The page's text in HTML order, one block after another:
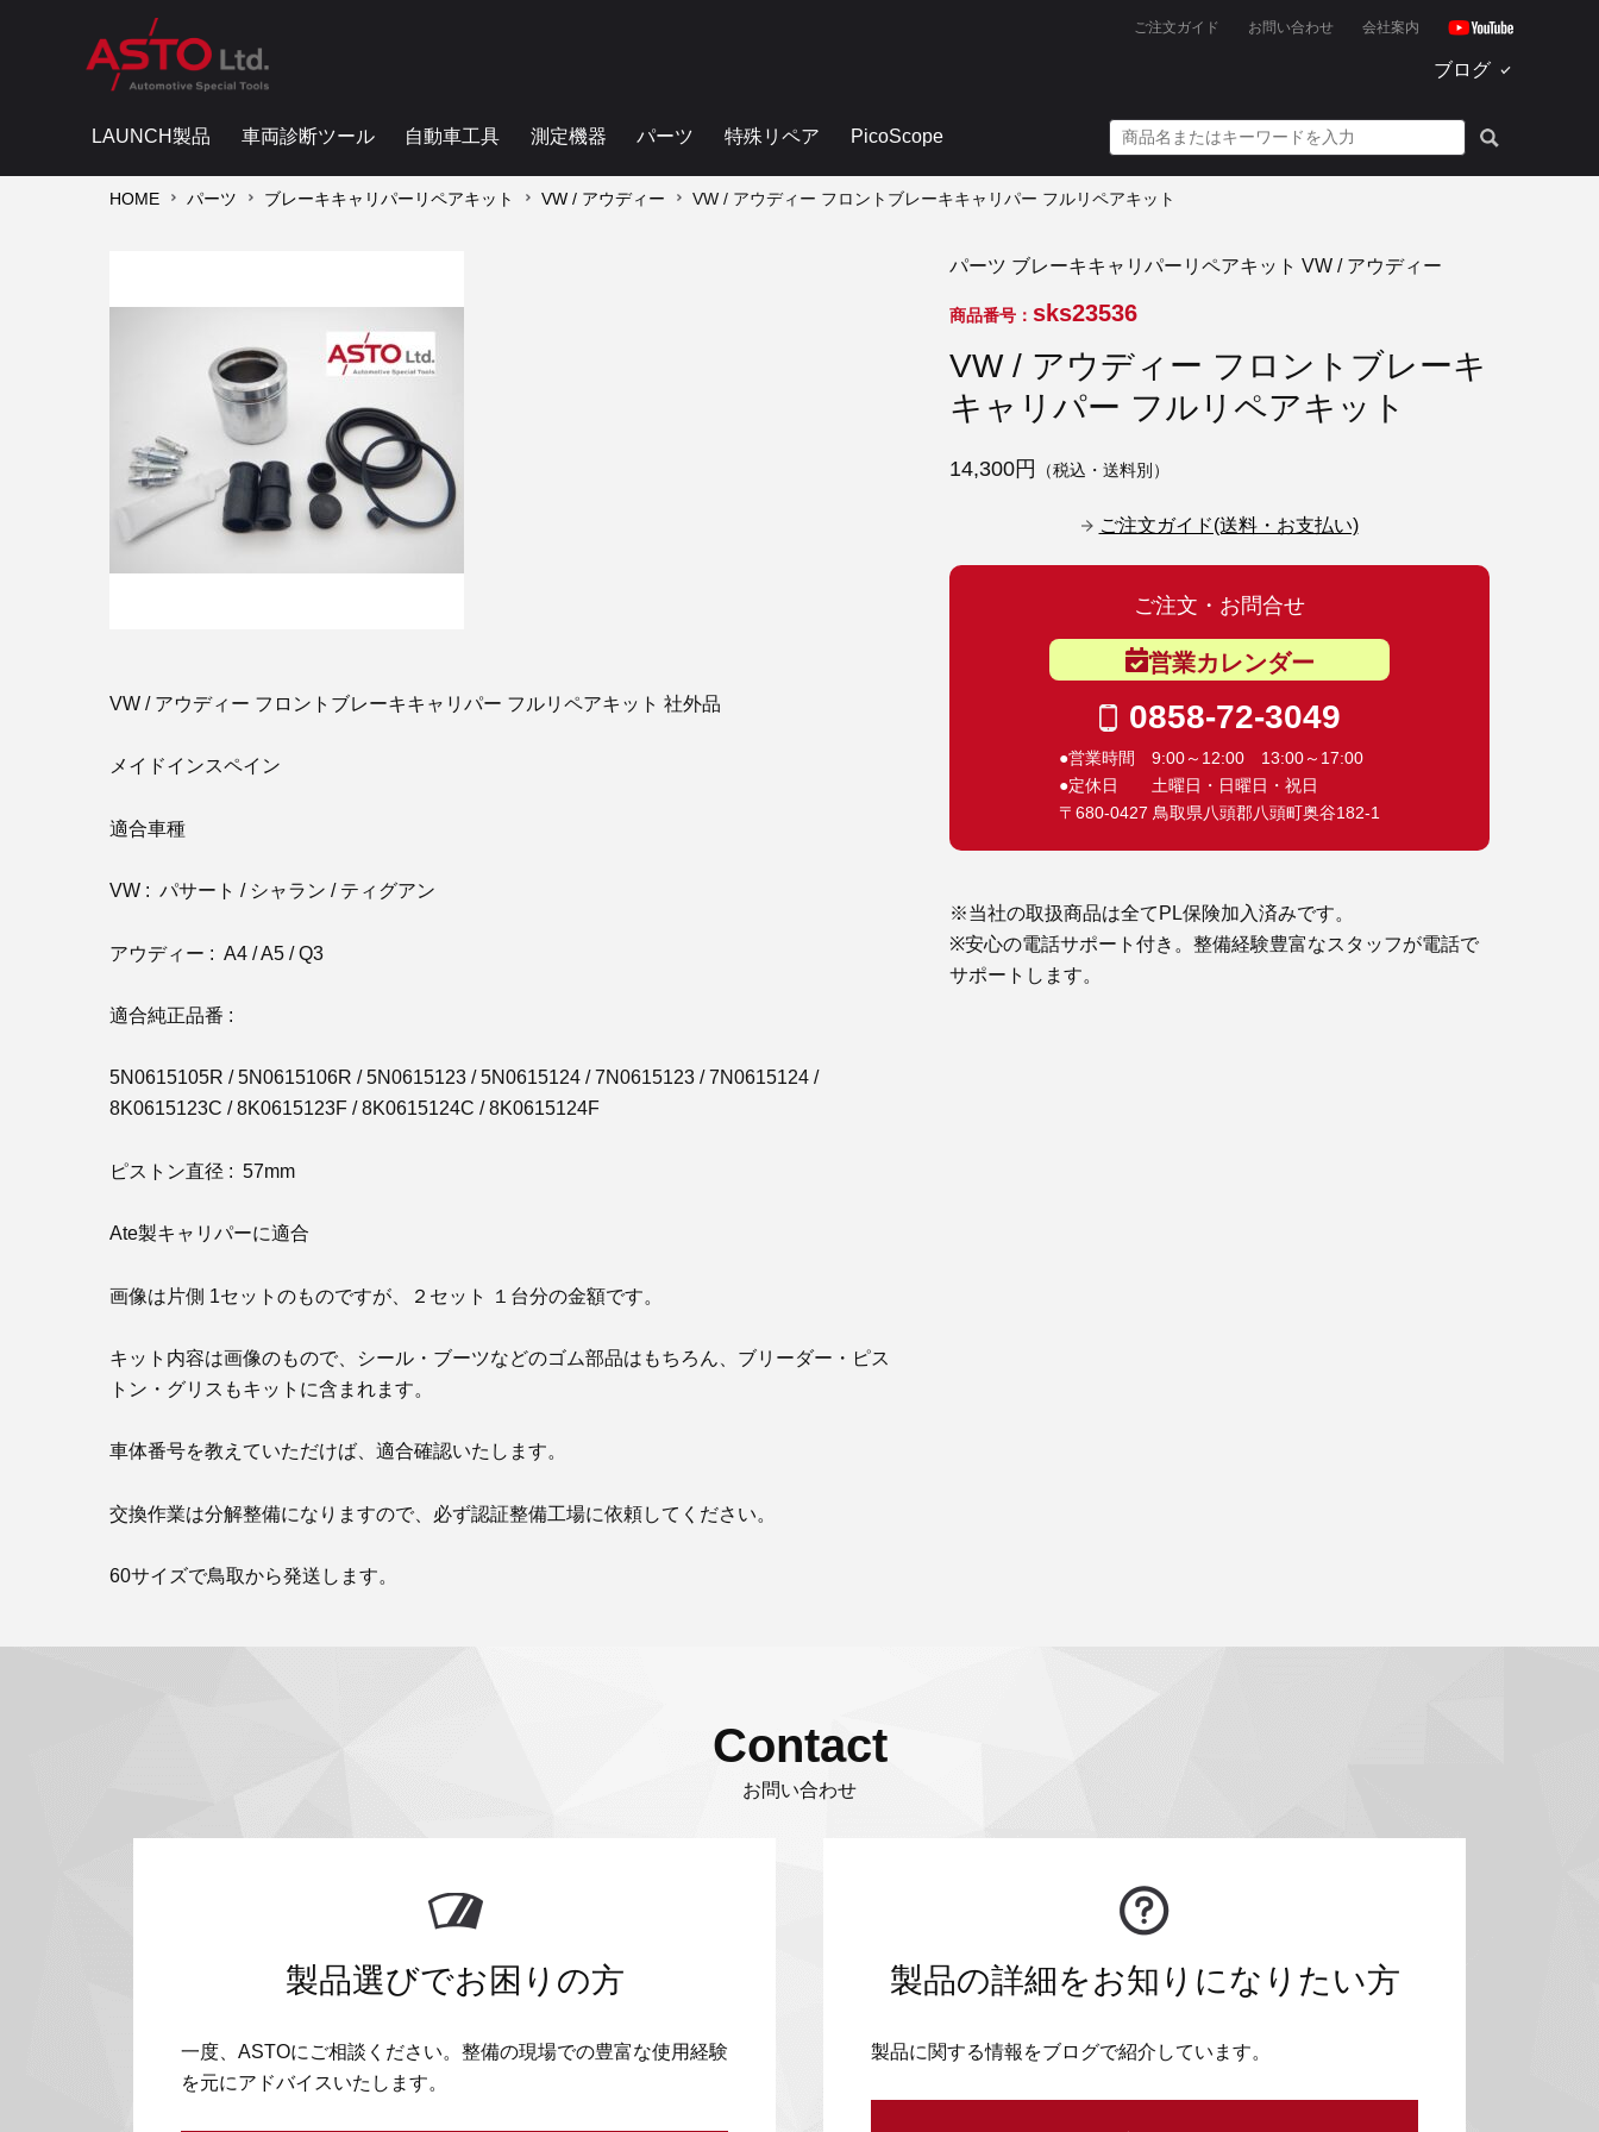
ご注文ガイド お問い合わせ 会社案内
ブログ
LAUNCH製品 車両診断ツール 自動車工具 測定機器 パーツ 特殊リペア PicoScope
HOME パーツ ブレーキキャリパーリペアキット VW / アウディー VW / アウディー フロントブレーキキャリパー フルリペアキット
VW / アウディー フロントブレーキキャリパー フルリペアキット 社外品
メイドインスペイン
適合車種
VW : パサート / シャラン / ティグアン
アウディー : A4 / A5 / Q3
適合純正品番 :
5N0615105R / 5N0615106R / 5N0615123 / 5N0615124 / 7N0615123 / 7N0615124 /
8K0615123C / 8K0615123F / 8K0615124C / 8K0615124F
ピストン直径 : 57mm
Ate製キャリパーに適合
画像は片側 1セットのものですが、２セット １台分の金額です。
キット内容は画像のもので、シール・ブーツなどのゴム部品はもちろん、ブリーダー・ピス
トン・グリスもキットに含まれます。
車体番号を教えていただけば、適合確認いたします。
交換作業は分解整備になりますので、必ず認証整備工場に依頼してください。
60サイズで鳥取から発送します。
パーツ ブレーキキャリパーリペアキット VW / アウディー
商品番号： sks23536
VW / アウディー フロントブレーキ
キャリパー フルリペアキット
14,300円 （税込・送料別）
ご注文ガイド(送料・お支払い)
ご注文・お問合せ
営業カレンダー
0858-72-3049
●営業時間 9:00～12:00 13:00～17:00
●定休日 土曜日・日曜日・祝日
〒680-0427 鳥取県八頭郡八頭町奥谷182-1
※当社の取扱商品は全てPL保険加入済みです。
※安心の電話サポート付き。整備経験豊富なスタッフが電話で
サポートします。
Contact
お問い合わせ
製品選びでお困りの方
一度、ASTOにご相談ください。整備の現場での豊富な使用経験
を元にアドバイスいたします。
製品の詳細をお知りになりたい方
製品に関する情報をブログで紹介しています。